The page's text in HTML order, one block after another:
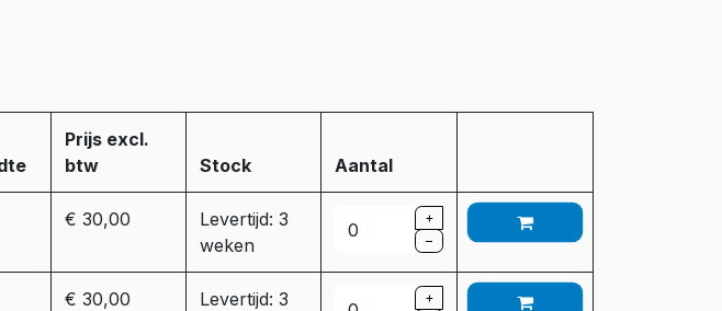
Prijs excl.
btw
Stock Aantal
€ 30,00
Levertijd: 3
weken
+
–
€ 30,00
Levertijd: 3
+